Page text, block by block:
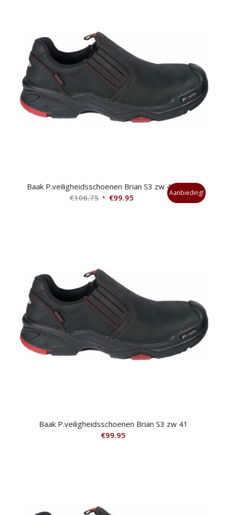
Baak P.veiligheidsschoenen Brian S3 zw 40
€106.75 Oorspronkelijke
€99.95Huidige
Aanbieding!
Baak P.veiligheidsschoenen Brian S3 zw 41
€99.95